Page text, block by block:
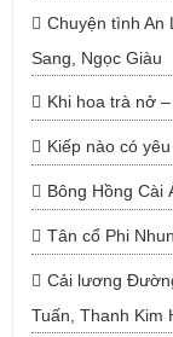
Chuyện tình An
Sang, Ngọc Giàu
Khi hoa trà nở
Kiếp nào có
Bông Hồng Cài
Tân cổ Phi
Cải lương
Tuấn, Thanh Kim